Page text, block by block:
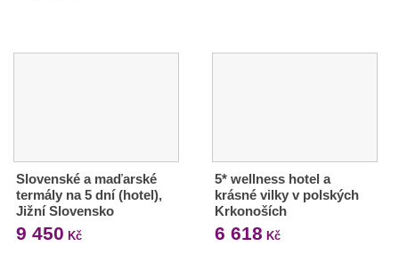
Slovenské a maďarské
termály na 5 dní (hotel),
Jižní Slovensko
9 450 Kč
5* wellness hotel a
krásné vilky v polských
Krkonoších
6 618 Kč